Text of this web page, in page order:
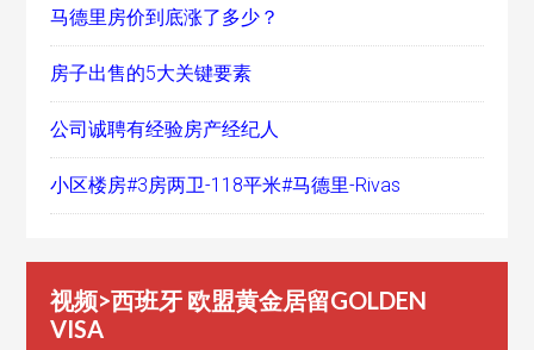
马德里房价到底涨了多少？
房子出售的5大关键要素
公司诚聘有经验房产经纪人
小区楼房#3房两卫-118平米#马德里-Rivas
视频>西班牙 欧盟黄金居留GOLDEN
VISA